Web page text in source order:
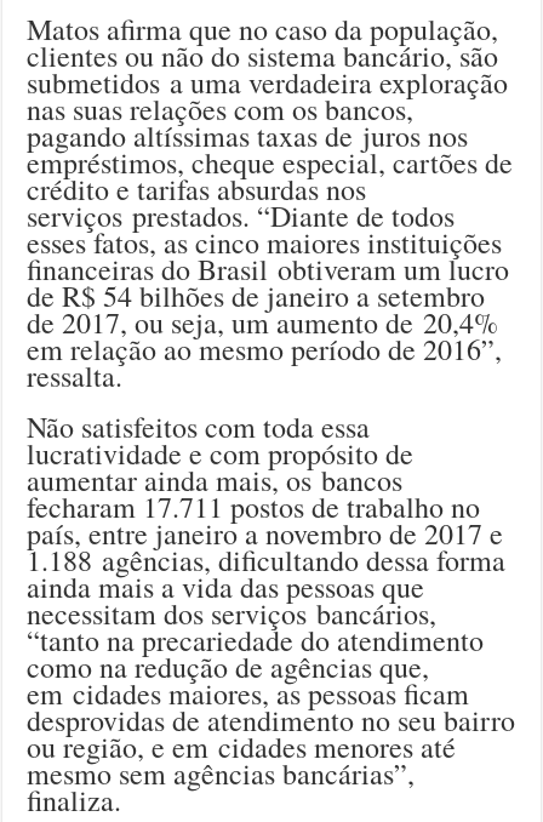
Matos afirma que no caso da população,
clientes ou não do sistema bancário, são
submetidos a uma verdadeira exploração
nas suas relações com os bancos,
pagando altíssimas taxas de juros nos
empréstimos, cheque especial, cartões de
crédito e tarifas absurdas nos
serviços prestados. “Diante de todos
esses fatos, as cinco maiores instituições
financeiras do Brasil obtiveram um lucro
de R$ 54 bilhões de janeiro a setembro
de 2017, ou seja, um aumento de 20,4%
em relação ao mesmo período de 2016”,
ressalta.
Não satisfeitos com toda essa
lucratividade e com propósito de
aumentar ainda mais, os bancos
fecharam 17.711 postos de trabalho no
país, entre janeiro a novembro de 2017 e
1.188 agências, dificultando dessa forma
ainda mais a vida das pessoas que
necessitam dos serviços bancários,
“tanto na precariedade do atendimento
como na redução de agências que,
em cidades maiores, as pessoas ficam
desprovidas de atendimento no seu bairro
ou região, e em cidades menores até
mesmo sem agências bancárias”,
finaliza.